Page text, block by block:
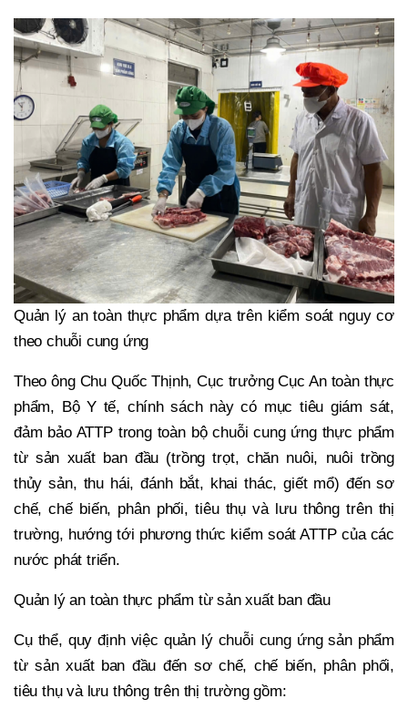
Quản lý an toàn thực phẩm dựa trên kiểm soát nguy cơ
theo chuỗi cung ứng
Theo ông Chu Quốc Thịnh, Cục trưởng Cục An toàn thực
phẩm, Bộ Y tế, chính sách này có mục tiêu giám sát,
đảm bảo ATTP trong toàn bộ chuỗi cung ứng thực phẩm
từ sản xuất ban đầu (trồng trọt, chăn nuôi, nuôi trồng
thủy sản, thu hái, đánh bắt, khai thác, giết mổ) đến sơ
chế, chế biến, phân phối, tiêu thụ và lưu thông trên thị
trường, hướng tới phương thức kiểm soát ATTP của các
nước phát triển.
Quản lý an toàn thực phẩm từ sản xuất ban đầu
Cụ thể, quy định việc quản lý chuỗi cung ứng sản phẩm
từ sản xuất ban đầu đến sơ chế, chế biến, phân phối,
tiêu thụ và lưu thông trên thị trường gồm: